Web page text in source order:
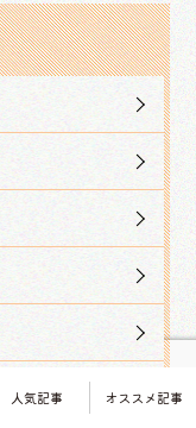
人気記事 オススメ記事